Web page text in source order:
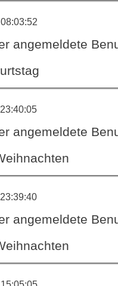
angemeldete
angemeldete
angemeldete